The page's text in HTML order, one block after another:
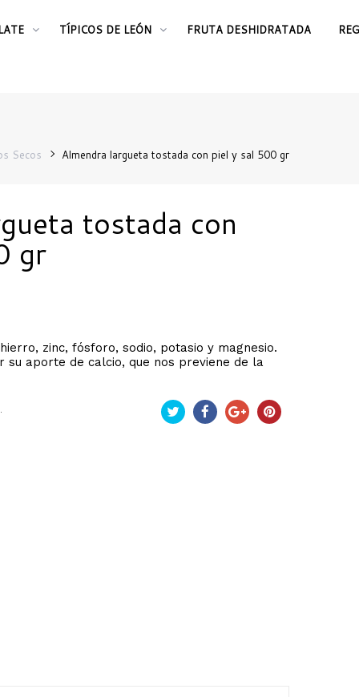
TÍPICOS DE LEÓN FRUTA DESHIDRATADA
Secos Almendra largueta tostada con piel y sal 500 gr
tostada con
gr
zinc, fósforo, sodio, potasio y magnesio.
su aporte de calcio, que nos previene de la